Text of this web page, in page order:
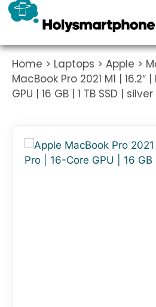
Home > Laptops > Apple >
MacBook Pro 2021 M1 | 16.2″
GPU | 16 GB | 1 TB SSD | silver